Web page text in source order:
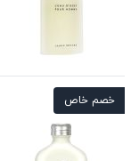
خصم خاص